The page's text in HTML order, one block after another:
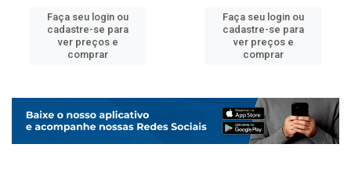
Faça seu login ou
cadastre-se para
ver preços e
comprar
Faça seu login ou
cadastre-se para
ver preços e
comprar